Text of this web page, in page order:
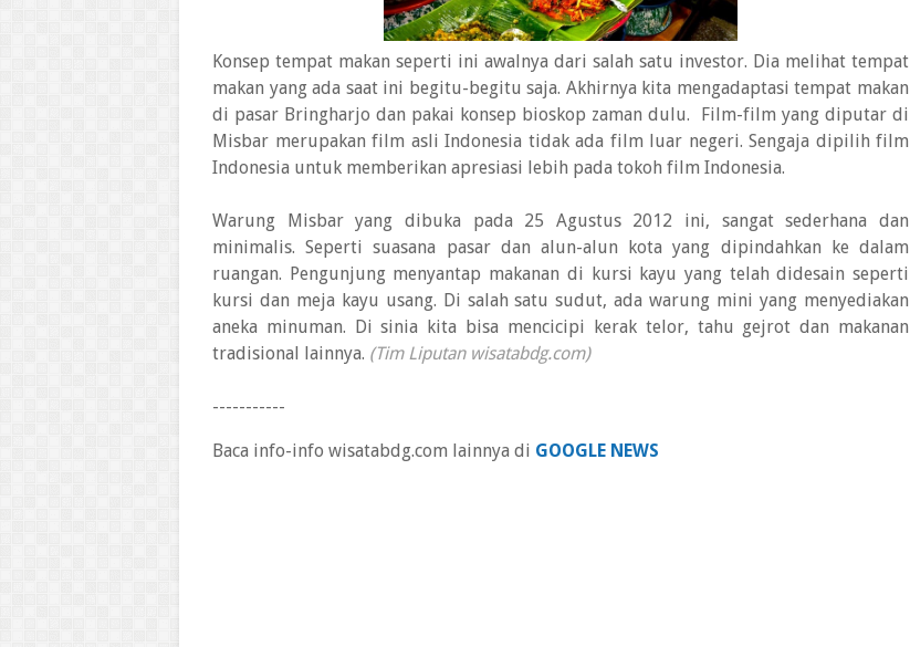
Konsep tempat makan seperti ini awalnya dari salah satu investor. Dia melihat tempat
makan yang ada saat ini begitu-begitu saja. Akhirnya kita mengadaptasi tempat makan
di pasar Bringharjo dan pakai konsep bioskop zaman dulu. Film-film yang diputar di
Misbar merupakan film asli Indonesia tidak ada film luar negeri. Sengaja dipilih film
Indonesia untuk memberikan apresiasi lebih pada tokoh film Indonesia.
Warung Misbar yang dibuka pada 25 Agustus 2012 ini, sangat sederhana dan
minimalis. Seperti suasana pasar dan alun-alun kota yang dipindahkan ke dalam
ruangan. Pengunjung menyantap makanan di kursi kayu yang telah didesain seperti
kursi dan meja kayu usang. Di salah satu sudut, ada warung mini yang menyediakan
aneka minuman. Di sinia kita bisa mencicipi kerak telor, tahu gejrot dan makanan
tradisional lainnya. (Tim Liputan wisatabdg.com)
-----------
Baca info-info wisatabdg.com lainnya di GOOGLE NEWS